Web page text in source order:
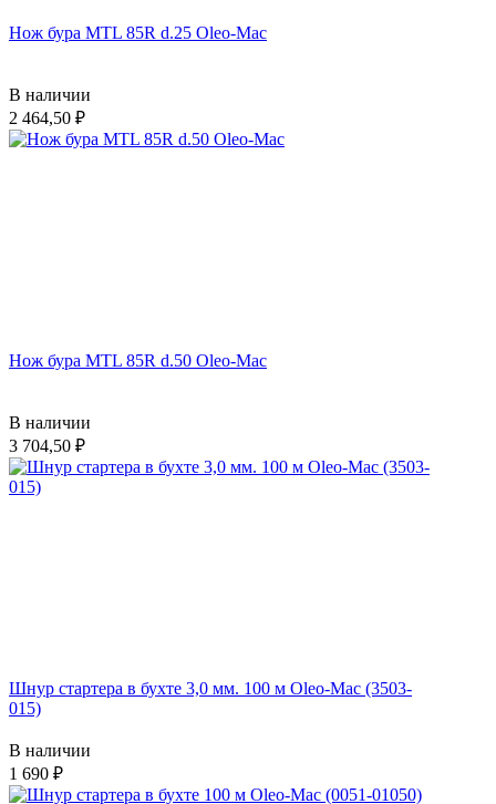
Нож бура MTL 85R d.25 Oleo-Mac
В наличии
2 464,50
Нож бура MTL 85R d.50 Oleo-Mac
В наличии
3 704,50
Шнур стартера в бухте 3,0 мм. 100 м Oleo-Mac (3503-
015)
В наличии
1 690